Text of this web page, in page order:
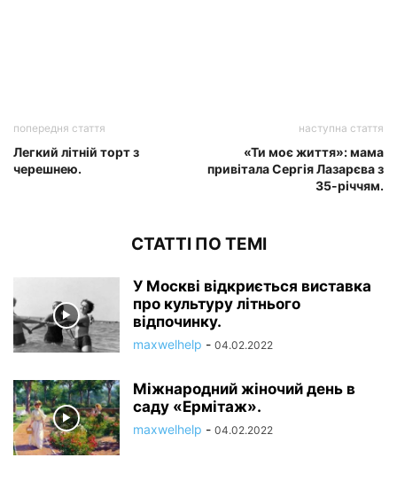
попередня стаття
Легкий літній торт з
черешнею.
наступна стаття
«Ти моє життя»: мама
привітала Сергія Лазарєва з
35-річчям.
СТАТТІ ПО ТЕМІ
У Москві відкриється виставка
про культуру літнього
відпочинку.
maxwelhelp - 04.02.2022
Міжнародний жіночий день в
саду «Ермітаж».
maxwelhelp - 04.02.2022